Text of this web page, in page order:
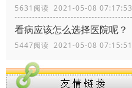
5631阅读 2021-05-08 07:17:53
看病应该怎么选择医院呢？
5447阅读 2021-05-08 07:15:51